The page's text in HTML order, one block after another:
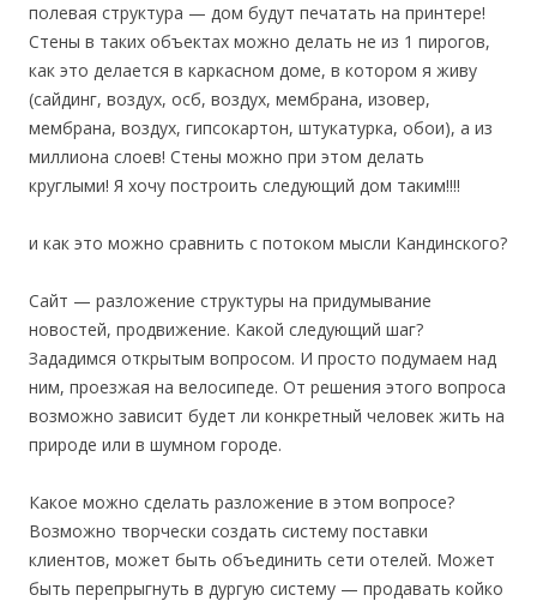
полевая структура — дом будут печатать на принтере!
Стены в таких объектах можно делать не из 1 пирогов,
как это делается в каркасном доме, в котором я живу
(сайдинг, воздух, осб, воздух, мембрана, изовер,
мембрана, воздух, гипсокартон, штукатурка, обои), а из
миллиона слоев! Стены можно при этом делать
круглыми! Я хочу построить следующий дом таким!!!!
и как это можно сравнить с потоком мысли Кандинского?
Сайт — разложение структуры на придумывание
новостей, продвижение. Какой следующий шаг?
Зададимся открытым вопросом. И просто подумаем над
ним, проезжая на велосипеде. От решения этого вопроса
возможно зависит будет ли конкретный человек жить на
природе или в шумном городе.
Какое можно сделать разложение в этом вопросе?
Возможно творчески создать систему поставки
клиентов, может быть объединить сети отелей. Может
быть перепрыгнуть в дургую систему — продавать койко